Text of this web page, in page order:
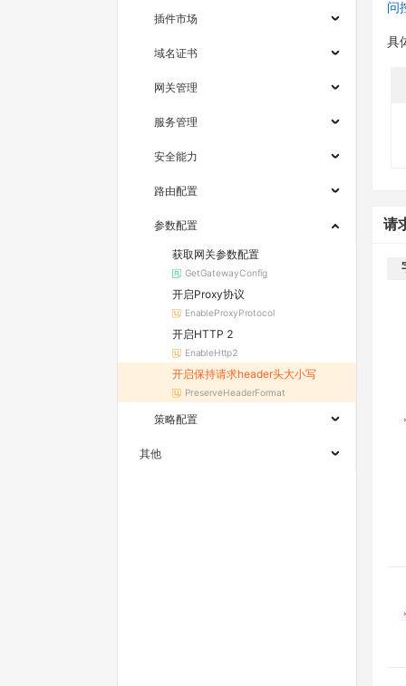
插件市场
域名证书
网关管理
服务管理
安全能力
路由配置
参数配置
获取网关参数配置
GetGatewayConfig
开启Proxy协议
EnableProxyProtocol
开启HTTP 2
EnableHttp2
开启保持请求header头大小写
PreserveHeaderFormat
策略配置
其他
问
具
请